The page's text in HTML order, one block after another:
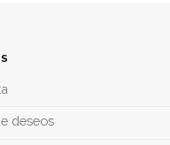
deseos